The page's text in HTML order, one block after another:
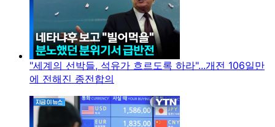
"세계의 선박들, 석유가 흐르도록 하라"...개전 106일만
에 전해진 종전합의